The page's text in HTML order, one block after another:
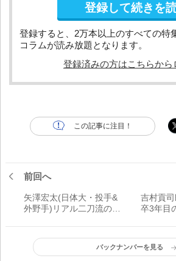
登録して続きを
登録すると、2万本以上のすべての特
コラムが読み放題となります。
登録済みの方はこちらから
この記事に注目！
前回へ
矢澤宏太(日体大・投手&
外野手)リアル二刀流の野
ドラフトに向けて取り組
んできた」
吉村貢
卒3年目
手です」
バックナンバーを見る